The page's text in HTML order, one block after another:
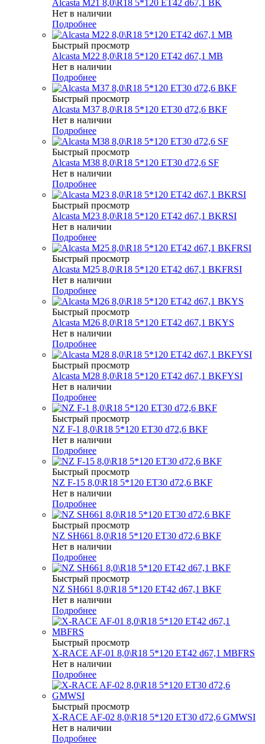
Alcasta M21 8,0\R18 5*120 ET42 d67,1 BK
Нет в наличии
Подробнее
Быстрый просмотр
Alcasta M22 8,0\R18 5*120 ET42 d67,1 MB
Нет в наличии
Подробнее
Быстрый просмотр
Alcasta M37 8,0\R18 5*120 ET30 d72,6 BKF
Нет в наличии
Подробнее
Быстрый просмотр
Alcasta M38 8,0\R18 5*120 ET30 d72,6 SF
Нет в наличии
Подробнее
Быстрый просмотр
Alcasta M23 8,0\R18 5*120 ET42 d67,1 BKRSI
Нет в наличии
Подробнее
Быстрый просмотр
Alcasta M25 8,0\R18 5*120 ET42 d67,1 BKFRSI
Нет в наличии
Подробнее
Быстрый просмотр
Alcasta M26 8,0\R18 5*120 ET42 d67,1 BKYS
Нет в наличии
Подробнее
Быстрый просмотр
Alcasta M28 8,0\R18 5*120 ET42 d67,1 BKFYSI
Нет в наличии
Подробнее
Быстрый просмотр
NZ F-1 8,0\R18 5*120 ET30 d72,6 BKF
Нет в наличии
Подробнее
Быстрый просмотр
NZ F-15 8,0\R18 5*120 ET30 d72,6 BKF
Нет в наличии
Подробнее
Быстрый просмотр
NZ SH661 8,0\R18 5*120 ET30 d72,6 BKF
Нет в наличии
Подробнее
Быстрый просмотр
NZ SH661 8,0\R18 5*120 ET42 d67,1 BKF
Нет в наличии
Подробнее
Быстрый просмотр
X-RACE AF-01 8,0\R18 5*120 ET42 d67,1 MBFRS
Нет в наличии
Подробнее
Быстрый просмотр
X-RACE AF-02 8,0\R18 5*120 ET30 d72,6 GMWSI
Нет в наличии
Подробнее